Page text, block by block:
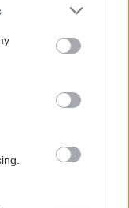
or more Google
You may click to
party tags to
in below Google